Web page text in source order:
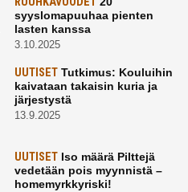
syyslomapuuhaa pienten
lasten kanssa
3.10.2025
UUTISETTutkimus: Kouluihin
kaivataan takaisin kuria ja
järjestystä
13.9.2025
UUTISETIso määrä Pilttejä
vedetään pois myynnistä –
homemyrkkyriski!